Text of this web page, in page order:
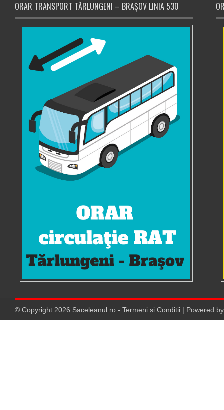
ORAR TRANSPORT TĂRLUNGENI – BRAȘOV LINIA 530
© Copyright 2026 Saceleanul.ro - Termeni si Conditii | Powered